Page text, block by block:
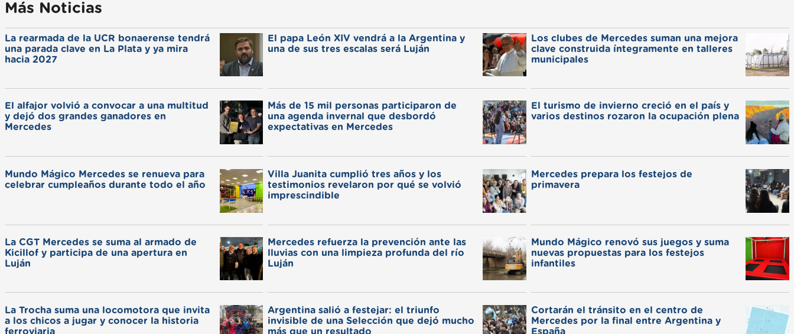
Más Noticias
La rearmada de la UCR bonaerense tendrá
una parada clave en La Plata y ya mira
hacia 2027
El papa León XIV vendrá a la Argentina y
una de sus tres escalas será Luján
Los clubes de Mercedes suman una mejora
clave construida íntegramente en talleres
municipales
El alfajor volvió a convocar a una multitud
y dejó dos grandes ganadores en
Mercedes
Más de 15 mil personas participaron de
una agenda invernal que desbordó
expectativas en Mercedes
El turismo de invierno creció en el país y
varios destinos rozaron la ocupación plena
Mundo Mágico Mercedes se renueva para
celebrar cumpleaños durante todo el año
Villa Juanita cumplió tres años y los
testimonios revelaron por qué se volvió
imprescindible
Mercedes prepara los festejos de
primavera
La CGT Mercedes se suma al armado de
Kicillof y participa de una apertura en
Luján
Mercedes refuerza la prevención ante las
lluvias con una limpieza profunda del río
Luján
Mundo Mágico renovó sus juegos y suma
nuevas propuestas para los festejos
infantiles
La Trocha suma una locomotora que invita
a los chicos a jugar y conocer la historia
ferroviaria
Argentina salió a festejar: el triunfo
invisible de una Selección que dejó mucho
más que un resultado
Cortarán el tránsito en el centro de
Mercedes por la final entre Argentina y
España